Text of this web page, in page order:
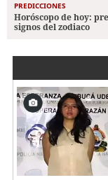
PREDICCIONES
Horóscopo de hoy:
signos del zodiaco